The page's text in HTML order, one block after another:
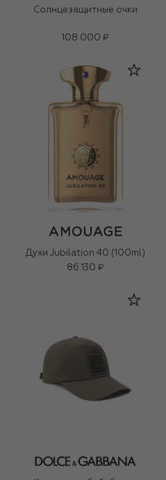
Солнцезащитные очки
108 000 ₽
Духи Jubilation 40 (100ml)
86 130 ₽